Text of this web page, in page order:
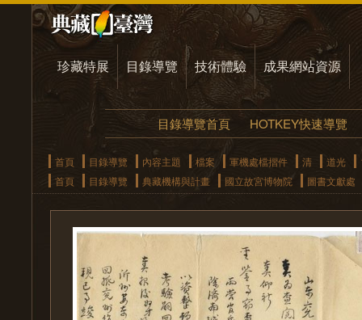
珍藏特展 目錄導覽 技術體驗 成果網站資源
目錄導覽首頁 HOTKEY快速導覽
首頁 目錄導覽 內容主題 檔案 軍機處檔摺件 清 道光
首頁
目錄導覽 典藏機構與計畫 國立故宮博物院 圖書文獻處